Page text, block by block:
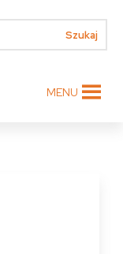
MENU